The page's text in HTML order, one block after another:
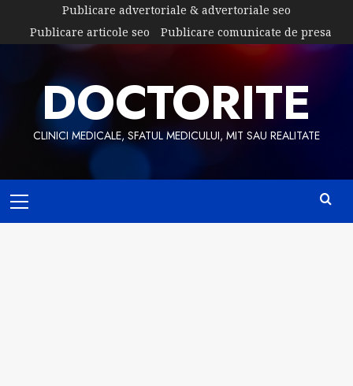
content
Publicare advertoriale & advertoriale seo
Publicare articole seo
Publicare comunicate de presa
DOCTORITE
CLINICI MEDICALE, SFATUL MEDICULUI, MIT SAU REALITATE
Menu